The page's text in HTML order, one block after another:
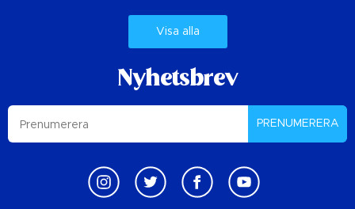
Visa alla
Nyhetsbrev
PRENUMERERA